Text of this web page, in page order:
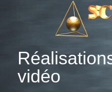
vidéo